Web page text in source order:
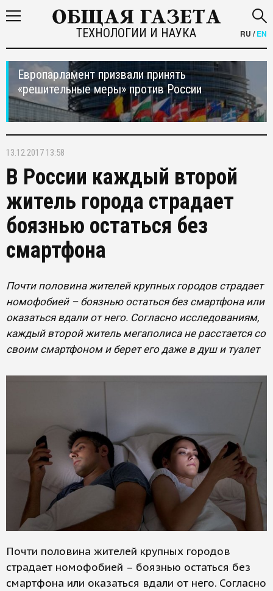
ТЕХНОЛОГИИ И НАУКА RU /EN
Европарламент призвали принять
«решительные меры» против России
13.12.2017 13:58
В России каждый второй
житель города страдает
боязнью остаться без
смартфона
Почти половина жителей крупных городов страдает
номофобией – боязнью остаться без смартфона или
оказаться вдали от него. Согласно исследованиям,
каждый второй житель мегаполиса не расстается со
своим смартфоном и берет его даже в душ и туалет
Почти половина жителей крупных городов
страдает номофобией – боязнью остаться без
смартфона или оказаться вдали от него. Согласно